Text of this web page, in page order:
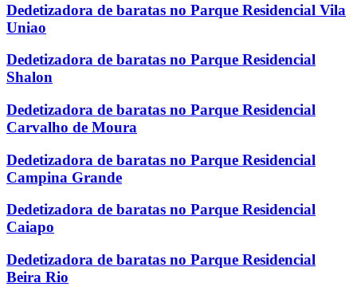
Dedetizadora de baratas no Parque Residencial Vila
Uniao
Dedetizadora de baratas no Parque Residencial
Shalon
Dedetizadora de baratas no Parque Residencial
Carvalho de Moura
Dedetizadora de baratas no Parque Residencial
Campina Grande
Dedetizadora de baratas no Parque Residencial
Caiapo
Dedetizadora de baratas no Parque Residencial
Beira Rio